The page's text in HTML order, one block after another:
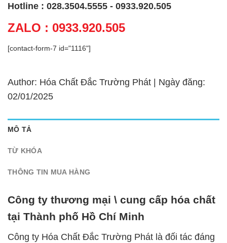
Hotline : 028.3504.5555 - 0933.920.505
ZALO : 0933.920.505
[contact-form-7 id="1116"]
Author: Hóa Chất Đắc Trường Phát | Ngày đăng:
02/01/2025
MÔ TẢ
TỪ KHÓA
THÔNG TIN MUA HÀNG
Công ty thương mại \ cung cấp hóa chất
tại Thành phố Hồ Chí Minh
Công ty Hóa Chất Đắc Trường Phát là đối tác đáng